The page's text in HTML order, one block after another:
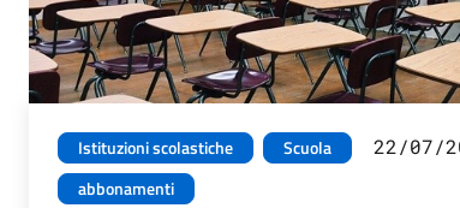
Istituzioni scolastiche
Scuola
abbonamenti
22/07/